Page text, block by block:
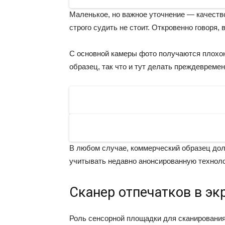
Маленькое, но важное уточнение —
строго судить не стоит. Откровенно
С основной камеры фото получаются
образец, так что и тут делать
В любом случае, коммерческий образец
учитывать недавно анонсированную
Сканер отпечатков в
Роль сенсорной площадки для